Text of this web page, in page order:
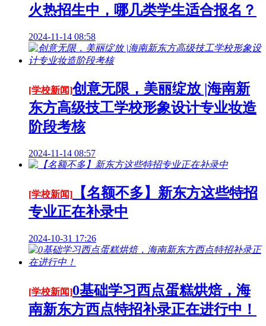
火热招生中，哪几类学生适合报名？
2024-11-14 08:58
[学校新闻]创意无限，美丽绽放 |海南新
东方高级技工学校形象设计专业妆造
阶段考核
2024-11-14 08:57
[学校新闻]
【名额不多】新东方这些特招
专业正在补录中
2024-10-31 17:26
[学校新闻]0基础学习西点蛋糕烘焙，海
南新东方西点特招补录正在进行中！